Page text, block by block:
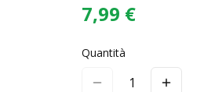
7,99 €
Quantità
1